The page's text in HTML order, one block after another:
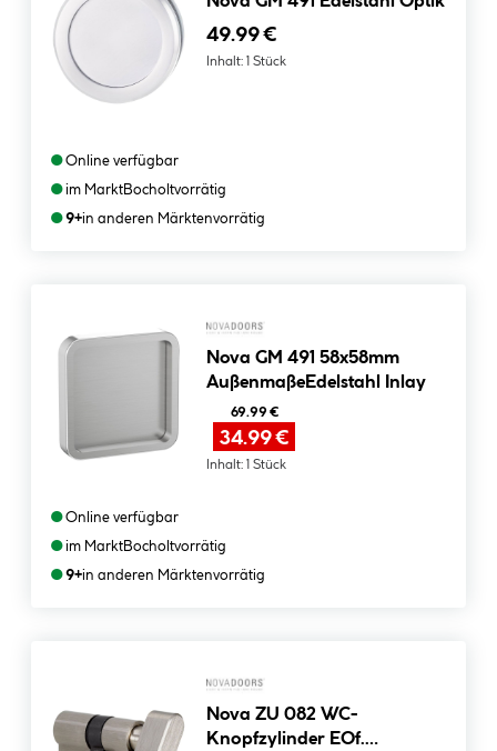
49.99 €
Inhalt: 1 Stück
●Online verfügbar
●im MarktBocholtvorrätig
●9+in anderen Märktenvorrätig
Nova GM 491 58x58mm
AußenmaßeEdelstahl Inlay
69.99 €
34.99 €
Inhalt: 1 Stück
●Online verfügbar
●im MarktBocholtvorrätig
●9+in anderen Märktenvorrätig
Nova ZU 082 WC-
Knopfzylinder EOf.